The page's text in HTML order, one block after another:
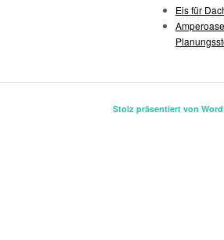
Eis für
Stolz präsentiert von